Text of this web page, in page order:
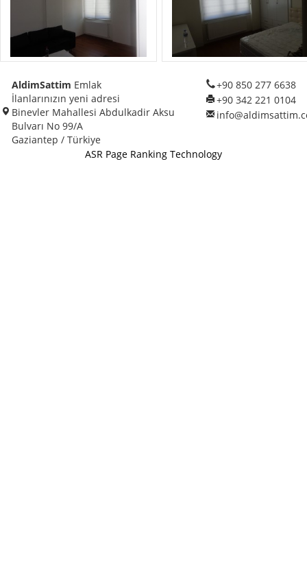
AldimSattim Emlak
İlanlarınızın yeni adresi
Binevler Mahallesi Abdulkadir Aksu
Bulvarı No 99/A
Gaziantep / Türkiye
+90 850 277 6638
+90 342 221 0104
ASR Page Ranking Technology